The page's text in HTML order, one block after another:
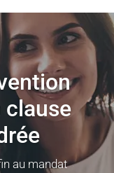
clause
au mandat